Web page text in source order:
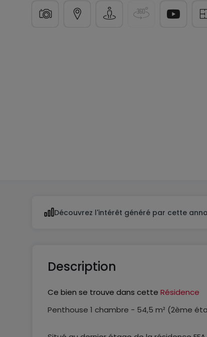
Découvrez l'intérêt généré par cette
Description
Ce bien se trouve dans cette Résidence
Penthouse 1 chambre - 54,5 m² (2ème